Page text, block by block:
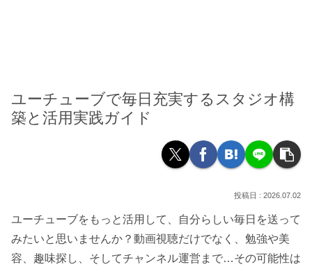
ユーチューブで毎日充実するスタジオ構
築と活用実践ガイド
2026.07.02
ユーチューブをもっと活用して、自分らしい毎日を送って
みたいと思いませんか？動画視聴だけでなく、勉強や美
容、趣味探し、そしてチャンネル運営まで…その可能性は